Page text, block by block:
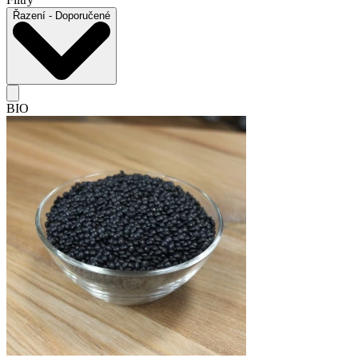
Řazení - Doporučené
BIO